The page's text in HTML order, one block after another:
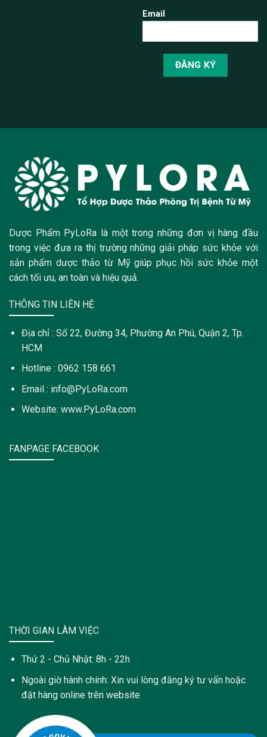
Email
Dược Phẩm PyLoRa là một trong những đơn vị hàng đầu
trong việc đưa ra thị trường những giải pháp sức khỏe với
sản phẩm dược thảo từ Mỹ giúp phục hồi sức khỏe một
cách tối ưu, an toàn và hiệu quả.
THÔNG TIN LIÊN HỆ
Địa chỉ : Số 22, Đường 34, Phường An Phú, Quận 2, Tp.
HCM
Hotline : 0962 158 661
Email : info@PyLoRa.com
Website: www.PyLoRa.com
FANPAGE FACEBOOK
THỜI GIAN LÀM VIỆC
Thứ 2 - Chủ Nhật: 8h - 22h
Ngoài giờ hành chính: Xin vui lòng đăng ký tư vấn hoặc
đặt hàng online trên website